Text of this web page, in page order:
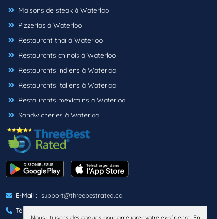
Maisons de steak à Waterloo
Pizzerias à Waterloo
Restaurant thaï à Waterloo
Restaurants chinois à Waterloo
Restaurants indiens à Waterloo
Restaurants italiens à Waterloo
Restaurants mexicains à Waterloo
Sandwicheries à Waterloo
E-Mail : support@threebestrated.ca
Téléphone :
Nous utilisons des cookies pour améliorer votre expérience. En